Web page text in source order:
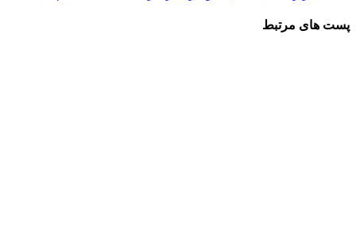
پست های مرتبط